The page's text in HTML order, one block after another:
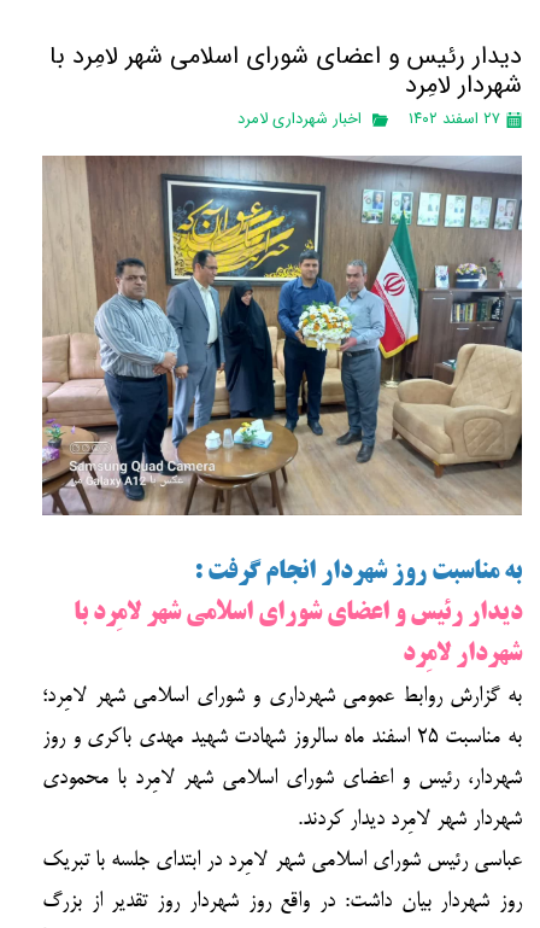
دیدار رئیس و اعضای شورای اسلامی شهر لامِرد با
شهردار لامِرد
۲۷ اسفند ۱۴۰۲ اخبار شهرداری لامرد
به مناسبت روز شهردار انجام گرفت :
دیدار رئیس و اعضای شورای اسلامی شهر لامِرد با
شهردار لامِرد
به گزارش روابط عمومی شهرداری و شورای اسلامی شهر لامِرد؛
به مناسبت ۲۵ اسفند ماه سالروز شهادت شهید مهدی باکری و روز
شهردار، رئیس و اعضای شورای اسلامی شهر لامِرد با محمودی
شهردار شهر لامِرد دیدار کردند.
عباسی رئیس شورای اسلامی شهر لامِرد در ابتدای جلسه با تبریک
روز شهردار بیان داشت: در واقع روز شهردار روز تقدیر از بزرگ